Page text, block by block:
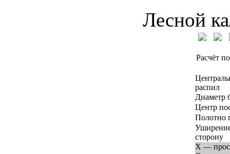
Лесной
Расчёт
распил
Диаметр
Центр
Полотно
сторону
X —